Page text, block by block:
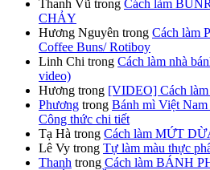
Thanh Vũ trong Cách làm
CHẢY
Hương Nguyên trong Cách làm
Coffee Buns/ Rotiboy
Linh Chi trong Cách làm nhà
video)
Hương trong [VIDEO] Cách làm
Phương trong Bánh mì Việt
Công thức chi tiết
Tạ Hà trong Cách làm MỨT
Lê Vy trong Tự làm màu thực
Thanh trong Cách làm BÁNH